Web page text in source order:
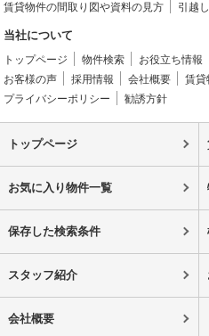
賃貸物件の間取り図や資料の見方
引越
当社について
トップページ 物件検索 お役立ち情報
お客様の声
採用情報 会社概要 賃貸
プライバシーポリシー
勧誘方針
トップページ
お気に入り物件一覧
保存した検索条件
スタッフ紹介
会社概要